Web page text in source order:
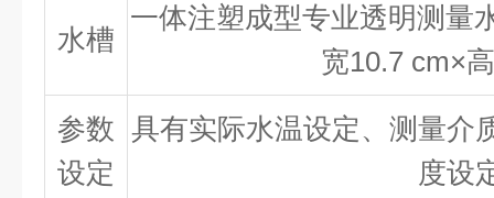
水槽
一体注塑成型专业透明测量
宽10.7 cm×
参数
设定
具有实际水温设定、测量介
度设